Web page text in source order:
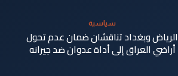
سياسية
الرياض وبغداد تناقشان ضمان عدم تحول
أراضي العراق إلى أداة عدوان ضد جيرانه